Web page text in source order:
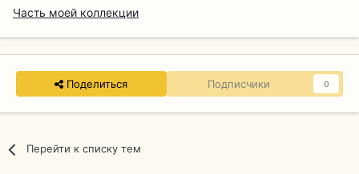
Часть моей коллекции
Поделиться Подписчики 0
Перейти к списку тем